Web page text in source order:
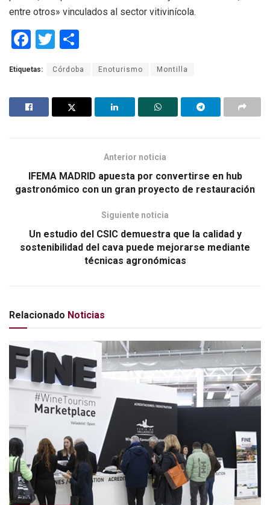
entre otros» vinculados al sector vitivinícola.
F
ce
b
o
T
tt
er
m
p
ar
Etiquetas: Córdoba Enoturismo Montilla
Anterior noticia
IFEMA MADRID apuesta por convertirse en hub
gastronómico con un gran proyecto de restauración
Siguiente noticia
Un estudio del CSIC demuestra que la calidad y
sostenibilidad del cava puede mejorarse mediante
técnicas agronómicas
Relacionado Noticias